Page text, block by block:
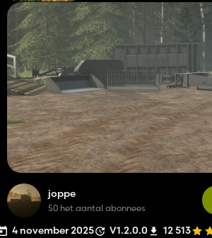
joppe
50 het aantal abonnees
4 november 2025 V1.2.0.0 12 513